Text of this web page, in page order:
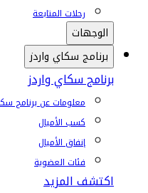
رحلات المتابعة
الوجهات
برنامج سكاي واردز
برنامج سكاي واردز
معلومات عن برنامج
كسب الأميال
إنفاق الأميال
فئات العضوية
اكتشف المزيد